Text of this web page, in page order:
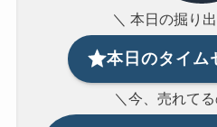
＼ 本日の掘り
本日のタイム
＼今、売れて